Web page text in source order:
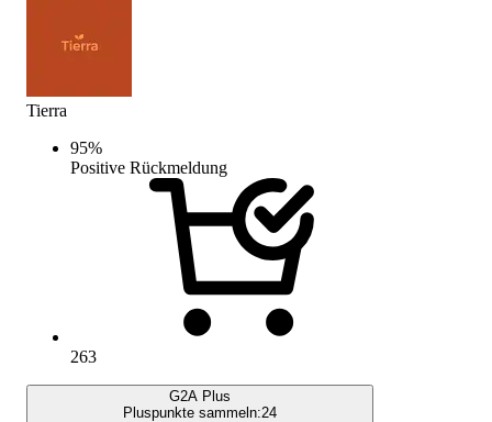
Tierra
95%
Positive Rückmeldung
263
G2A Plus
Pluspunkte sammeln:24